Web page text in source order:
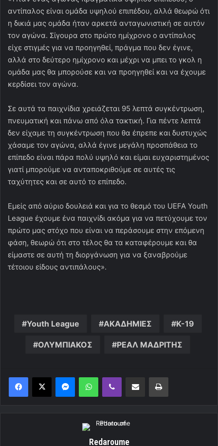
αντίπαλος είναι ομάδα υψηλού επιπέδου, αλλά θεωρώ ότι
η δικιά μας ομάδα ήταν αρκετά ανταγωνιστική σε αυτόν
τον αγώνα. Σίγουρα στο πρώτο ημίχρονο ο αντίπαλος
είχε στιγμές για να προηγηθεί, πράγμα που δεν έγινε,
αλλά στο δεύτερο ημίχρονο και μέχρι να μπει το γκολ η
ομάδα μας θα μπορούσε και να προηγηθεί και να έχουμε
κερδίσει τον αγώνα.
Σε αυτά τα παιχνίδια χρειάζεται 95 λεπτά συγκέντρωση,
πνευματική και πάνω από όλα τακτική. Για πέντε λεπτά
δεν είχαμε τη συγκέντρωση που θα έπρεπε και δυστυχώς
χάσαμε τον αγώνα, αλλά έγινε μεγάλη προσπάθεια το
επίπεδο είναι πάρα πολύ υψηλό και είμαι ευχαριστημένος
γιατί μπορούμε να ανταποκριθούμε σε αυτές τις
ταχύτητες και σε αυτό το επίπεδο.
Εμείς από αύριο δουλειά και για το θεσμό του UEFA Youth
League έχουμε ένα παιχνίδι ακόμα για να πετύχουμε τον
πρώτο μας στόχο που είναι να περάσουμε στην επόμενη
φάση, θεωρώ ότι στο τέλος θα τα καταφέρουμε και θα
είμαστε σε αυτή τη διοργάνωση για να ξαναβρούμε
τέτοιου είδους αντιπάλους».
Youth League ΑΚΑΔΗΜΙΕΣ Κ-19
ΟΛΥΜΠΙΑΚΟΣ ΡΕΑΛ ΜΑΔΡΙΤΗΣ
MessengerWhatsAppViber Κοινοποίηση μέσω ηλεκτρονικού ταχυδρομείουΕκτύπωση
Redaroume